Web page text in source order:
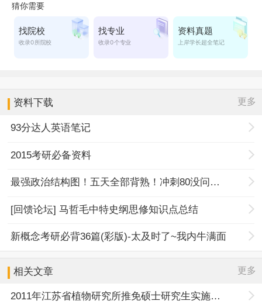
资料下载 更多
93分达人英语笔记
2015考研必备资料
最强政治结构图！五天全部背熟！冲刺80没问题！
[回馈论坛] 马哲毛中特史纲思修知识点总结
新概念考研必背36篇(彩版)-太及时了~我内牛满面
相关文章 更多
2011年江苏省植物研究所推免硕士研究生实施办法